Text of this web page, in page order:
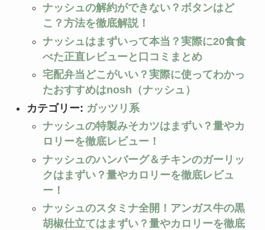
ナッシュの解約ができない？ボタンはど
こ？方法を徹底解説！
ナッシュはまずいって本当？実際に20食食
べた正直レビューと口コミまとめ
宅配弁当どこがいい？実際に使ってわかっ
たおすすめはnosh（ナッシュ）
カテゴリー: ガッツリ系
ナッシュの特製みそカツはまずい？量やカ
ロリーを徹底レビュー！
ナッシュのハンバーグ＆チキンのガーリッ
クはまずい？量やカロリーを徹底レビュ
ー！
ナッシュのスタミナ全開！アンガス牛の黒
胡椒仕立てはまずい？量やカロリーを徹底